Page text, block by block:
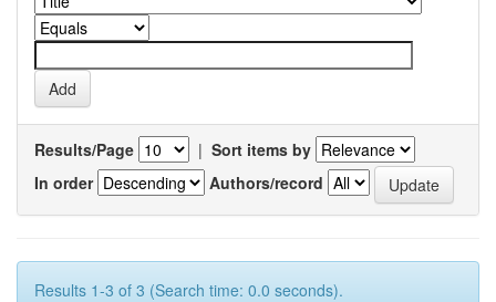
Results/Page | Sort items by
In order
Authors/record
Results 1-3 of 3 (Search time: 0.0 seconds).